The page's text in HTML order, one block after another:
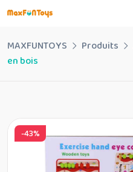
Skip
to
MAXFUNTOYS Produits
en bois
-43%